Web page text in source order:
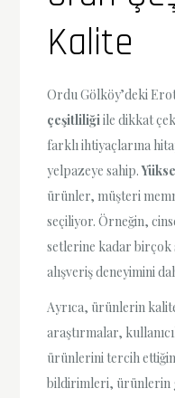
Kalite
Ordu Gölköy’deki
çeşitliliği ile dikkat
farklı ihtiyaçlarına
yelpazeye sahip.
ürünler, müşteri
seçiliyor. Örneğin,
setlerine kadar birçok
alışveriş deneyimini
Ayrıca, ürünlerin
araştırmalar,
ürünlerini tercih
bildirimleri, ürünlerin